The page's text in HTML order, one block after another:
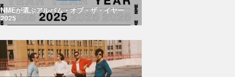
NMEが選ぶアルバム・オブ・ザ・イヤー
2025